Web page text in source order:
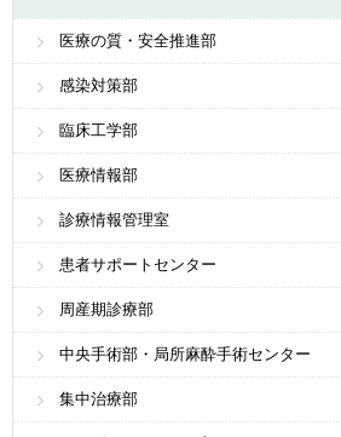
医療の質・安全推進部
感染対策部
臨床工学部
医療情報部
診療情報管理室
患者サポートセンター
周産期診療部
中央手術部・局所麻酔手術センター
集中治療部